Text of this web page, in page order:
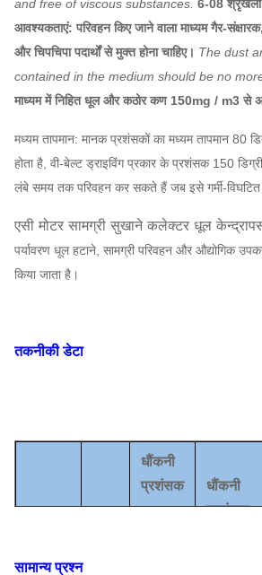
and free of viscous substances. 6-08
आवश्यकताएं: परिवहन किए जाने वाला माध्यम गैर-
और चिपचिपा पदार्थों से मुक्त होना चाहिए। The dust
contained in the medium should be no
माध्यम में निहित धूल और कठोर कण 150mg / m3 से
मध्यम तापमान: मानक प्रशंसकों का मध्यम तापमान 80
होता है, वी-बेल्ट ड्राइविंग प्रकार के प्रशंसक 150
लंबे समय तक परिवहन कर सकते हैं जब इसे गर्मी-विघटित
एसी मोटर सामग्री सुखाने कलेक्टर धूल
पर्यावरण धूल हटाने, सामग्री परिवहन और औद्योगिक
किया जाता है।
तकनीकी डेटा
धौंकनी
प्रशंसक
धौंकनी
प्रशंसक
सामान्य प्रश्न